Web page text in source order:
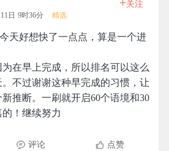
日 9时36分 精选
关注
天好想快了一点点，算是一个进
在早上完成，所以排名可以这么
不过谢谢这种早完成的习惯，让
推断。一刷就开启60个语境和30
！继续努力
评论 点赞